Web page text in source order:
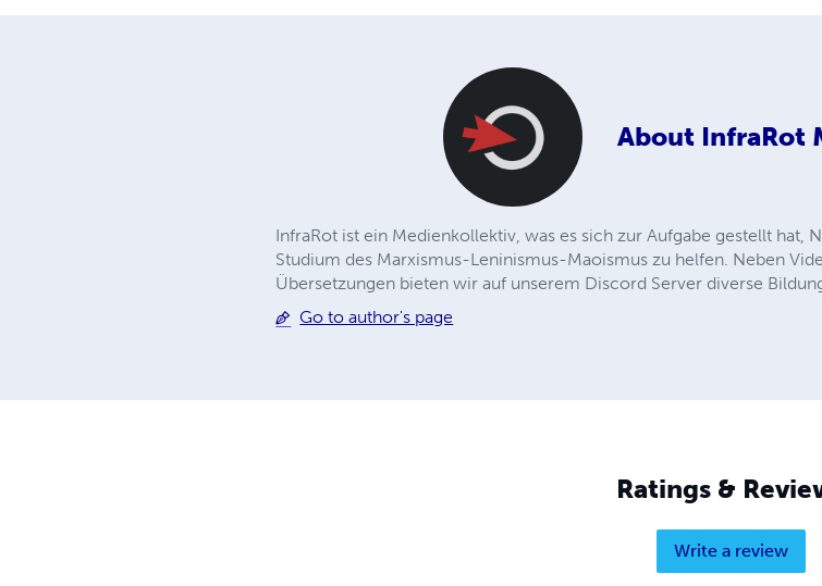
About InfraRot
InfraRot ist ein Medienkollektiv, was es sich zur Aufgabe gestellt hat,
Studium des Marxismus-Leninismus-Maoismus zu helfen. Neben
Übersetzungen bieten wir auf unserem Discord Server diverse
Go to author's page
Ratings &
Write a review